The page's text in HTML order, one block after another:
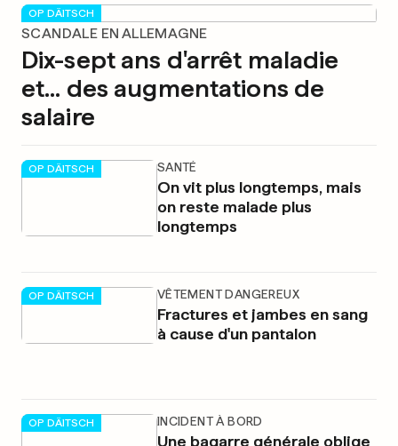
OP DÄITSCH
SCANDALE EN ALLEMAGNE
Dix-sept ans d'arrêt maladie
et... des augmentations de
salaire
OP DÄITSCH SANTÉ
On vit plus longtemps, mais
on reste malade plus
longtemps
OP DÄITSCH VÊTEMENT DANGEREUX
Fractures et jambes en sang
à cause d'un pantalon
OP DÄITSCH INCIDENT À BORD
Une bagarre générale oblige